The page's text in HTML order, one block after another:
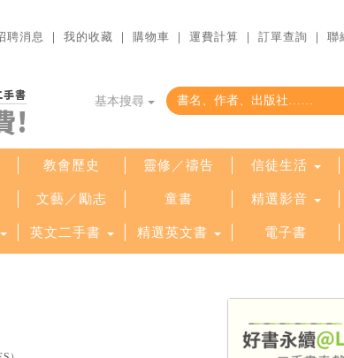
聘消息 ｜ 我的收藏 ｜ 購物車 ｜ 運費計算 ｜ 訂單查詢 ｜ 聯
書
!
基本搜尋
教會歷史 靈修／禱告 信徒生活
文藝／勵志 童書 精選影音
英文二手書 精選英文書 電子書